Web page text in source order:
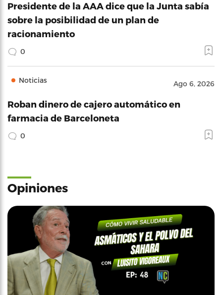
Presidente de la AAA dice que la Junta sabía
sobre la posibilidad de un plan de
racionamiento
0
Noticias Ago 6, 2026
Roban dinero de cajero automático en
farmacia de Barceloneta
0
Opiniones